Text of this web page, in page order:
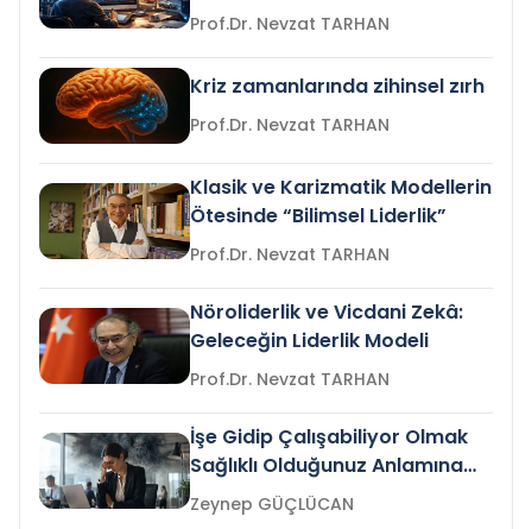
Prof.Dr. Nevzat TARHAN
Kriz zamanlarında zihinsel zırh
Prof.Dr. Nevzat TARHAN
Klasik ve Karizmatik Modellerin
Ötesinde “Bilimsel Liderlik”
Prof.Dr. Nevzat TARHAN
Nöroliderlik ve Vicdani Zekâ:
Geleceğin Liderlik Modeli
Prof.Dr. Nevzat TARHAN
İşe Gidip Çalışabiliyor Olmak
Sağlıklı Olduğunuz Anlamına
Gelir mi?Zeynep GÜÇLÜCAN